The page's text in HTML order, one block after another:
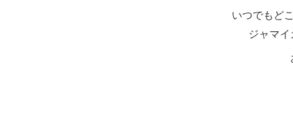
いつでもど
ジャマイ